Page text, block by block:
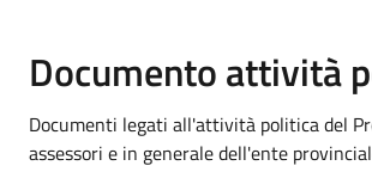
Documento attività
Documenti legati all'attività politica del
assessori e in generale dell'ente